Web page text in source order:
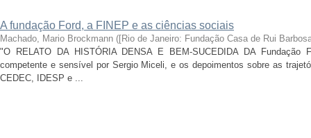
A fundação Ford, a FINEP e as ciências sociais
Machado, Mario Brockmann ([Rio de Janeiro: Fundação Casa de Rui
"O RELATO DA HISTÓRIA DENSA E BEM-SUCEDIDA DA Fundação
competente e sensível por Sergio Miceli, e os depoimentos sobre as
CEDEC, IDESP e ...